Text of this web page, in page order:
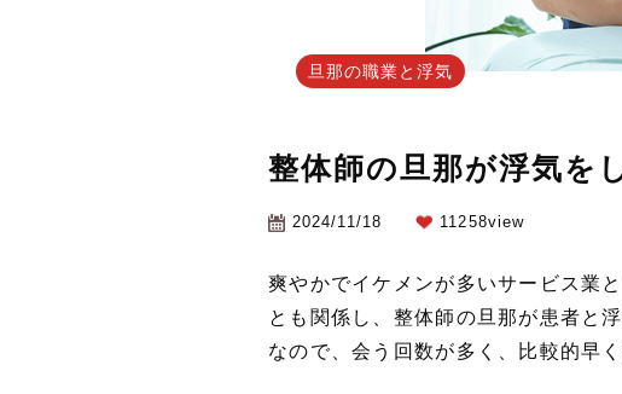
旦那の職業と浮気
整体師の旦那が浮気を
2024/11/18 11258view
爽やかでイケメンが多いサービス業
とも関係し、整体師の旦那が患者と
なので、会う回数が多く、比較的早